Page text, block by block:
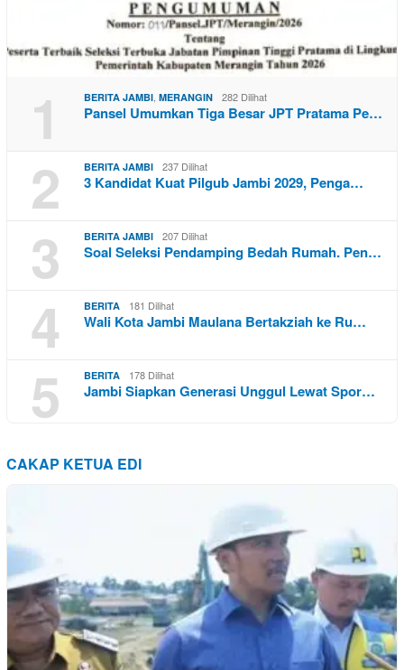
1 BERITA JAMBI MERANGIN 282 Dilihat
Pansel Umumkan Tiga Besar JPT Pratama Pe…
2 BERITA JAMBI 237 Dilihat
3 Kandidat Kuat Pilgub Jambi 2029, Penga…
3 BERITA JAMBI 207 Dilihat
Soal Seleksi Pendamping Bedah Rumah. Pen…
4 BERITA 181 Dilihat
Wali Kota Jambi Maulana Bertakziah ke Ru…
5 BERITA 178 Dilihat
Jambi Siapkan Generasi Unggul Lewat Spor…
CAKAP KETUA EDI